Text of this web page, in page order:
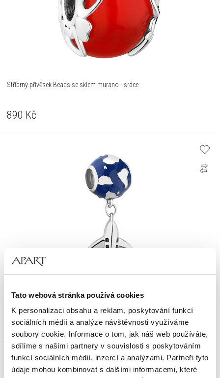
Tato webová stránka používá cookies
K personalizaci obsahu a reklam, poskytování funkcí
sociálních médií a analýze návštěvnosti využíváme
soubory cookie. Informace o tom, jak náš web používáte,
sdílíme s našimi partnery v souvislosti s poskytováním
funkcí sociálních médií, inzercí a analýzami. Partneři tyto
údaje mohou kombinovat s dalšími informacemi, které
Stříbrný přívěsek Beads se sklem murano - srdce
890 Kč
Stříbrný přívěsek beads - letadlo, zeměkoule
1 190 Kč